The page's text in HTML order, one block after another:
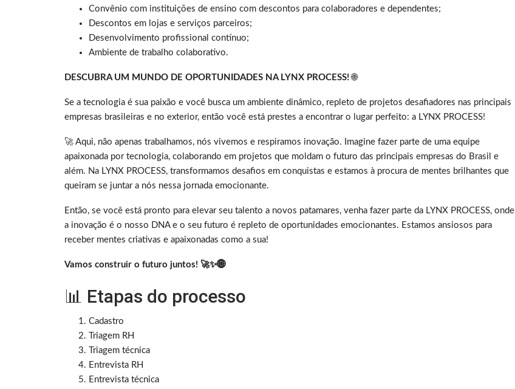
Convênio com instituições de ensino com descontos para colaboradores e dependentes;
Descontos em lojas e serviços parceiros;
Desenvolvimento profissional contínuo;
Ambiente de trabalho colaborativo.
DESCUBRA UM MUNDO DE OPORTUNIDADES NA LYNX PROCESS!🌐
Se a tecnologia é sua paixão e você busca um ambiente dinâmico, repleto de projetos desafiadores nas principais
empresas brasileiras e no exterior, então você está prestes a encontrar o lugar perfeito: a LYNX PROCESS!
🚀 Aqui, não apenas trabalhamos, nós vivemos e respiramos inovação. Imagine fazer parte de uma equipe
apaixonada por tecnologia, colaborando em projetos que moldam o futuro das principais empresas do Brasil e
além. Na LYNX PROCESS, transformamos desafios em conquistas e estamos à procura de mentes brilhantes que
queiram se juntar a nós nessa jornada emocionante.
Então, se você está pronto para elevar seu talento a novos patamares, venha fazer parte da LYNX PROCESS, onde
a inovação é o nosso DNA e o seu futuro é repleto de oportunidades emocionantes. Estamos ansiosos para
receber mentes criativas e apaixonadas como a sua!
Vamos construir o futuro juntos! 🚀✨🌐
📊 Etapas do processo
Cadastro
Triagem RH
Triagem técnica
Entrevista RH
Entrevista técnica